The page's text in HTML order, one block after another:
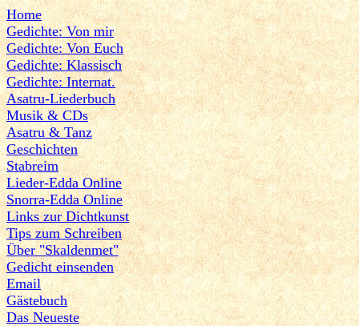
Home
Gedichte: Von mir
Gedichte: Von Euch
Gedichte: Klassisch
Gedichte: Internat.
Asatru-Liederbuch
Musik & CDs
Asatru & Tanz
Geschichten
Stabreim
Lieder-Edda Online
Snorra-Edda Online
Links zur Dichtkunst
Tips zum Schreiben
Über "Skaldenmet"
Gedicht einsenden
Email
Gästebuch
Das Neueste